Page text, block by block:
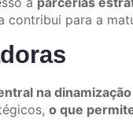
contribui para a
na
o que